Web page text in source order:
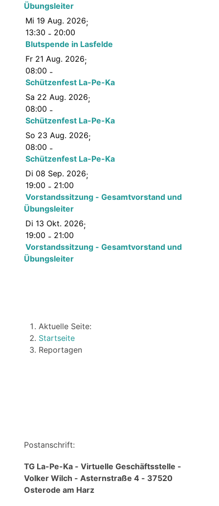
Übungsleiter
Mi 19 Aug. 2026;
13:30 - 20:00
Blutspende in Lasfelde
Fr 21 Aug. 2026;
08:00 -
Schützenfest La-Pe-Ka
Sa 22 Aug. 2026;
08:00 -
Schützenfest La-Pe-Ka
So 23 Aug. 2026;
08:00 -
Schützenfest La-Pe-Ka
Di 08 Sep. 2026;
19:00 - 21:00
Vorstandssitzung - Gesamtvorstand und
Übungsleiter
Di 13 Okt. 2026;
19:00 - 21:00
Vorstandssitzung - Gesamtvorstand und
Übungsleiter
Aktuelle Seite:
Startseite
Reportagen
Postanschrift:
TG La-Pe-Ka - Virtuelle Geschäftsstelle -
Volker Wilch - Asternstraße 4 - 37520
Osterode am Harz